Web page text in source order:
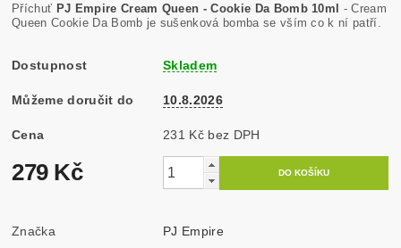
Příchuť PJ Empire Cream Queen - Cookie Da Bomb 10ml - Cream
Queen Cookie Da Bomb je sušenková bomba se vším co k ní patří.
Dostupnost Skladem
Můžeme doručit do 10.8.2026
Cena 231 Kč bez DPH
279 Kč
Značka PJ Empire